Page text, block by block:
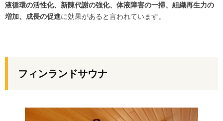
液循環の活性化、新陳代謝の強化、体液障害の一掃、組織再生力の
増加、成長の促進に効果があると言われています。
フィンランドサウナ